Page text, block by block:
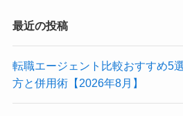
最近の投稿
転職エージェント比較おすすめ5
方と併用術【2026年8月】